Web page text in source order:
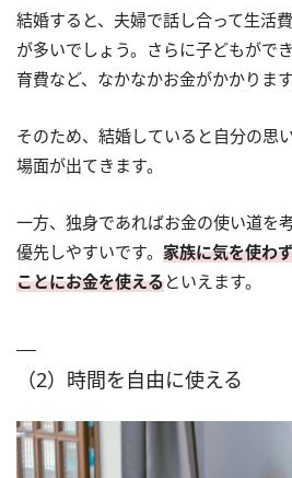
結婚すると、夫婦で話し合って生活
が多いでしょう。さらに子どもがで
育費など、なかなかお金がかかります
そのため、結婚していると自分の思
場面が出てきます。
一方、独身であればお金の使い道を
優先しやすいです。 家族に気を使わ
ことにお金を使えるといえます。
（2）時間を自由に使える